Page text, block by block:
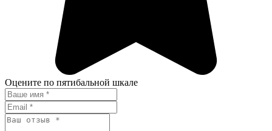
Оцените по пятибальной шкале